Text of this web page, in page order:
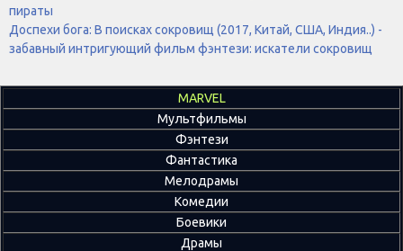
пираты
Доспехи бога: В поисках сокровищ (2017, Китай, США, Индия..) -
забавный интригующий фильм фэнтези: искатели сокровищ
MARVEL
Мультфильмы
Фэнтези
Фантастика
Мелодрамы
Комедии
Боевики
Драмы